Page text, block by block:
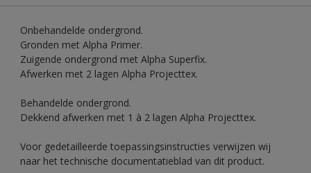
Onbehandelde ondergrond.
Gronden met Alpha Primer.
Zuigende ondergrond met Alpha Superfix.
Afwerken met 2 lagen Alpha Projecttex.
Behandelde ondergrond.
Dekkend afwerken met 1 à 2 lagen Alpha Projecttex.
Voor gedetailleerde toepassingsinstructies verwijzen wij
naar het technische documentatieblad van dit product.